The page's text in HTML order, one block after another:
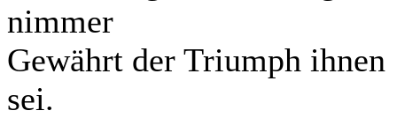
nimmer
Gewährt der Triumph ihnen
sei.